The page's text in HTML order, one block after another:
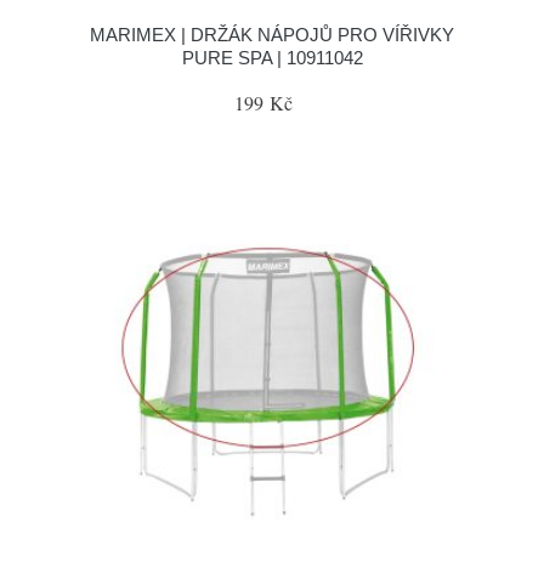
MARIMEX | DRŽÁK NÁPOJŮ PRO VÍŘIVKY
PURE SPA | 10911042
199 Kč